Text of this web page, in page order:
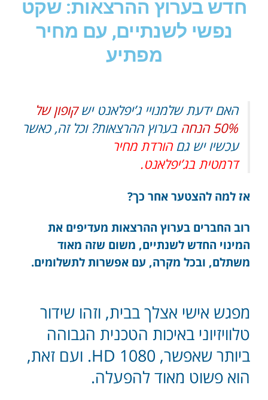
חדש בערוץ ההרצאות: שקט
נפשי לשנתיים, עם מחיר
מפתיע
האם ידעת שלמנויי ג’יפלאנט ישקופון של
50% הנחה
בערוץ ההרצאות? וכל זה, כאשר
עכשיו יש גםהורדת מחיר
דרמטית בג’יפלאנט.
אז למה להצטער אחר כך?
רוב החברים בערוץ ההרצאות מעדיפים את
המינוי החדש לשנתיים, משום שזה מאוד
משתלם, ובכל מקרה, עם אפשרות לתשלומים.
מפגש אישי אצלך בבית, וזהו שידור
טלוויזיוני באיכות הטכנית הגבוהה
ביותר שאפשר, 1080 HD. ועם זאת,
הוא פשוט מאוד להפעלה.